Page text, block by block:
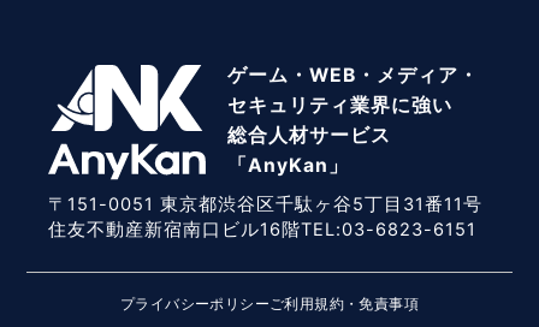
ゲーム・WEB・メディア・
セキュリティ業界に強い
総合人材サービス
「AnyKan」
〒151-0051 東京都渋谷区千駄ヶ谷5丁目31番11号
住友不動産新宿南口ビル16階TEL:03-6823-6151
プライバシーポリシー ご利用規約・免責事項